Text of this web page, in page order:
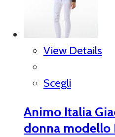
View Details
Scegli
Animo Italia
donna modello